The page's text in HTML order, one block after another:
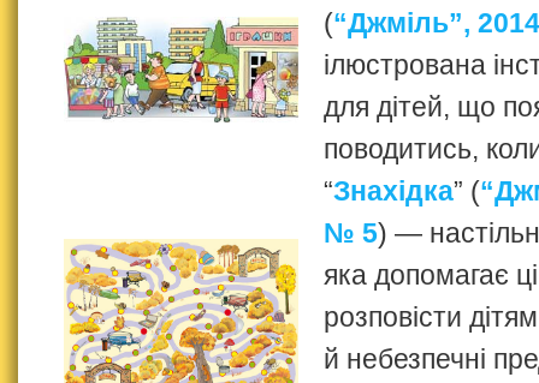
(“Джміль”,
ілюстрована
для дітей, що
поводитись,
“Знахідка” (
№ 5) —
яка допомагає
розповісти
й небезпечні